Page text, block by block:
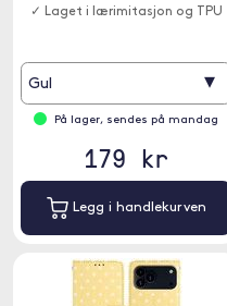
✓ Laget i lærimitasjon og TPU
Gul ▾
På lager, sendes på mandag
179 kr
Legg i handlekurven